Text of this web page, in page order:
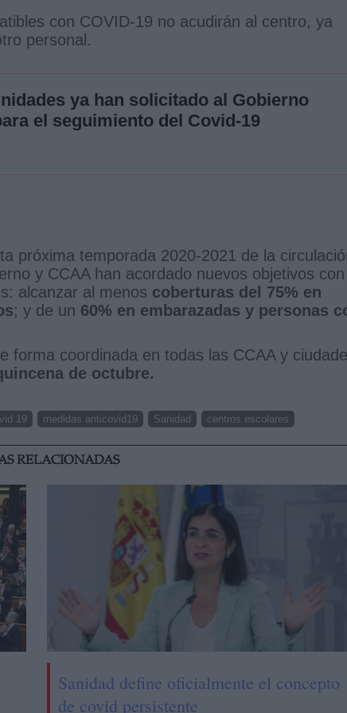
con COVID-19 no acudirán al centro, ya
personal.
ya han solicitado al Gobierno
el seguimiento del Covid-19
próxima temporada 2020-2021 de la
y CCAA han acordado nuevos objetivos
alcanzar al menos coberturas del 75% en
; y de un 60% en embarazadas y personas
forma coordinada en todas las CCAA y
de octubre.
19 medidas anticovid19 Sanidad centros escolares
RELACIONADAS
Sanidad define oficialmente el concepto
de covid persistente